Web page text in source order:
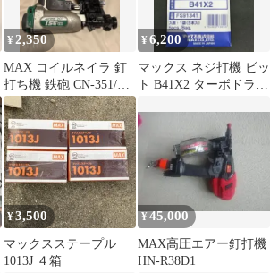
¥ 2,350
MAX コイルネイラ 釘
打ち機 鉄砲 CN-351/G-
FCP40V3
¥6,200
マックス ネジ打機 ビッ
ト B41X2 ターボドライ
¥3,500
マックスステープル
1013J ４箱
¥45,000
MAX高圧エアー釘打機
HN-R38D1